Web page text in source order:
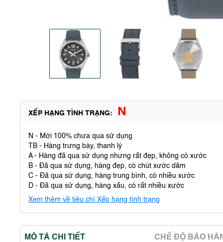
XẾP HẠNG TÌNH TRẠNG: N
N - Mới 100% chưa qua sử dụng
TB - Hàng trưng bày, thanh lý
A - Hàng đã qua sử dụng nhưng rất đẹp, không có xước
B - Đã qua sử dụng, hàng đẹp, có chút xước dăm
C - Đã qua sử dụng, hàng trung bình, có nhiều xước
D - Đã qua sử dụng, hàng xấu, có rất nhiều xước
Xem thêm về tiêu chí Xếp hạng tình trạng
MÔ TẢ CHI TIẾT CHẾ ĐỘ BẢO